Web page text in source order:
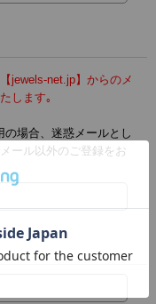
jewels-net.jp】からのメ
します｡
の場合、迷惑メールとし
ール以外のご登録をお